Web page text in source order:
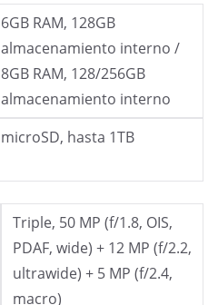
6GB RAM, 128GB
almacenamiento interno /
8GB RAM, 128/256GB
almacenamiento interno
microSD, hasta 1TB
Triple, 50 MP (f/1.8, OIS,
PDAF, wide) + 12 MP (f/2.2,
ultrawide) + 5 MP (f/2.4,
macro)